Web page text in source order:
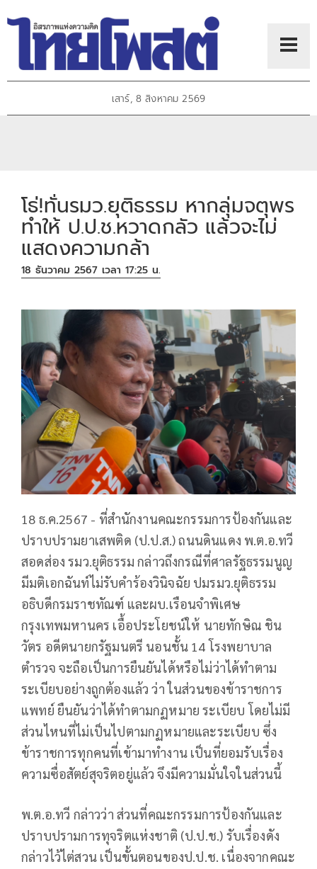
เสาร์, 8 สิงหาคม 2569
โธ่!ทั่นรมว.ยุติธรรม หากลุ่มจตุพร
ทำให้ ป.ป.ช.หวาดกลัว แล้วจะไม่
แสดงความกล้า
18 ธันวาคม 2567 เวลา 17:25 น.
18 ธ.ค.2567 - ที่สำนักงานคณะกรรมการป้องกันและ
ปราบปรามยาเสพติด (ป.ป.ส.) ถนนดินแดง พ.ต.อ.ทวี
สอดส่อง รมว.ยุติธรรม กล่าวถึงกรณีที่ศาลรัฐธรรมนูญ
มีมติเอกฉันท์ไม่รับคำร้องวินิจฉัย ปมรมว.ยุติธรรม
อธิบดีกรมราชทัณฑ์ และผบ.เรือนจำพิเศษ
กรุงเทพมหานคร เอื้อประโยชน์ให้ นายทักษิณ ชิน
วัตร อดีตนายกรัฐมนตรี นอนชั้น 14 โรงพยาบาล
ตำรวจ จะถือเป็นการยืนยันได้หรือไม่ว่าได้ทำตาม
ระเบียบอย่างถูกต้องแล้ว ว่า ในส่วนของข้าราชการ
แพทย์ ยืนยันว่าได้ทำตามกฏหมาย ระเบียบ โดยไม่มี
ส่วนไหนที่ไม่เป็นไปตามกฏหมายและระเบียบ ซึ่ง
ข้าราชการทุกคนที่เข้ามาทำงาน เป็นที่ยอมรับเรื่อง
ความซื่อสัตย์สุจริตอยู่แล้ว จึงมีความมั่นใจในส่วนนี้
พ.ต.อ.ทวี กล่าวว่า ส่วนที่คณะกรรมการป้องกันและ
ปราบปรามการทุจริตแห่งชาติ (ป.ป.ช.) รับเรื่องดัง
กล่าวไว้ไต่สวน เป็นขั้นตอนของป.ป.ช. เนื่องจากคณะ